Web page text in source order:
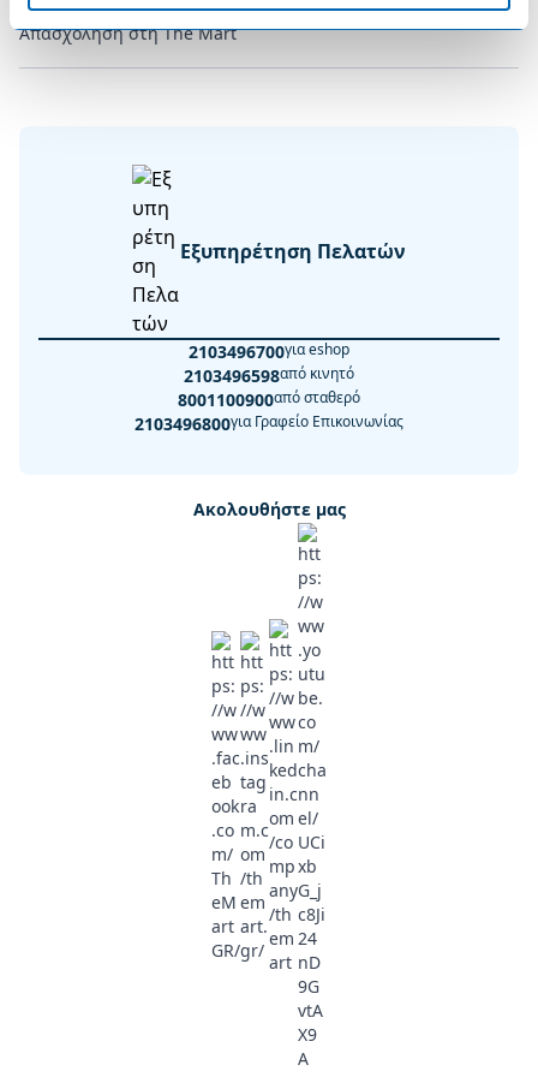
Απασχόληση στη The Mart
Εξυπηρέτηση Πελατών
2103496700για eshop
2103496598από κινητό
8001100900από σταθερό
2103496800για Γραφείο Επικοινωνίας
Ακολουθήστε μας